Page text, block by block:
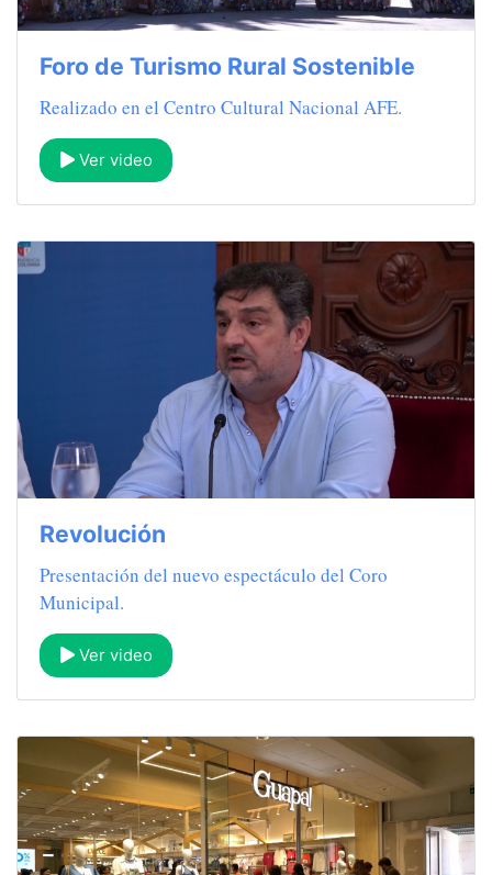
Foro de Turismo Rural Sostenible
Realizado en el Centro Cultural Nacional AFE.
Ver video
Revolución
Presentación del nuevo espectáculo del Coro
Municipal.
Ver video